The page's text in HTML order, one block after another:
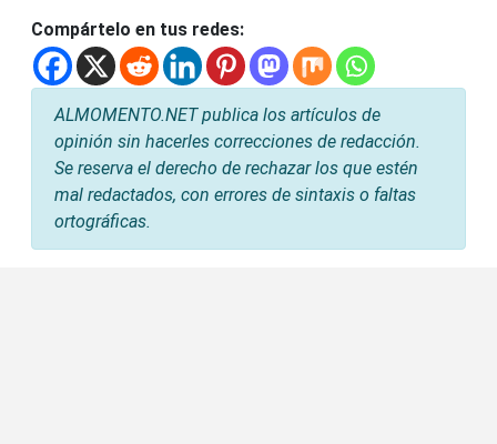
Compártelo en tus redes:
ALMOMENTO.NET publica los artículos de
opinión sin hacerles correcciones de redacción.
Se reserva el derecho de rechazar los que estén
mal redactados, con errores de sintaxis o faltas
ortográficas.